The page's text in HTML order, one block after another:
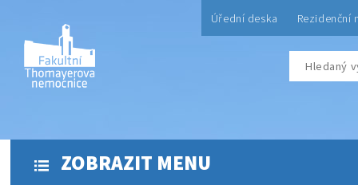
Úřední deska Rezidenční
ZOBRAZIT MENU